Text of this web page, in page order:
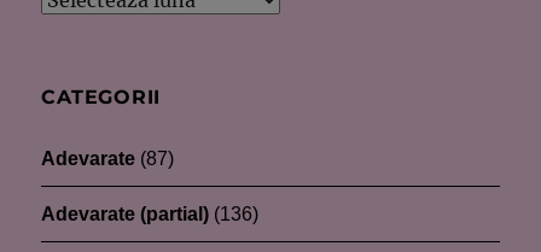
CATEGORII
Adevarate (87)
Adevarate (partial) (136)